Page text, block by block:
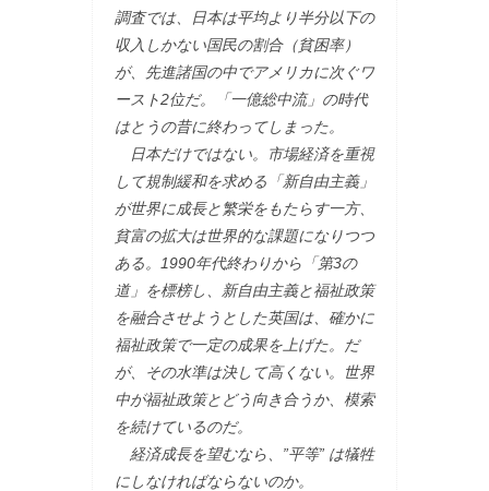
調査では、日本は平均より半分以下の
収入しかない国民の割合（貧困率）
が、先進諸国の中でアメリカに次ぐワ
ースト2位だ。「一億総中流」の時代
はとうの昔に終わってしまった。
日本だけではない。市場経済を重視
して規制緩和を求める「新自由主義」
が世界に成長と繁栄をもたらす一方、
貧富の拡大は世界的な課題になりつつ
ある。1990年代終わりから「第3の
道」を標榜し、新自由主義と福祉政策
を融合させようとした英国は、確かに
福祉政策で一定の成果を上げた。だ
が、その水準は決して高くない。世界
中が福祉政策とどう向き合うか、模索
を続けているのだ。
経済成長を望むなら、”平等” は犠牲
にしなければならないのか。